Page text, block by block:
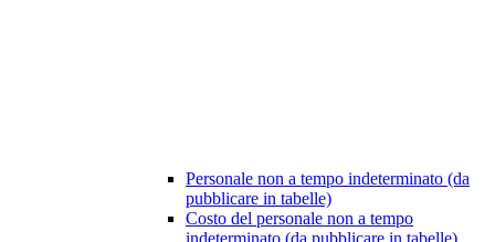
Personale non a tempo indeterminato (da
pubblicare in tabelle)
Costo del personale non a tempo